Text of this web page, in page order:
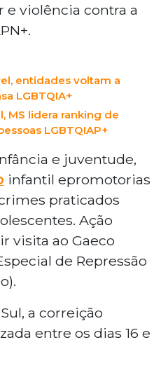
violência contra a
entidades voltam a
LGBTQIA+
MS lidera ranking de
LGBTQIAP+
e juventude,
infantil epromotorias
praticados
Ação
visita ao Gaeco
de Repressão
a correição
entre os dias 16 e